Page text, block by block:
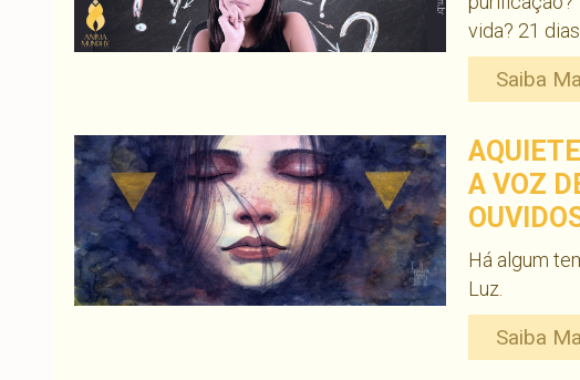
vida? 21
Saiba
A VOZ
Há algum
Luz.
Saiba